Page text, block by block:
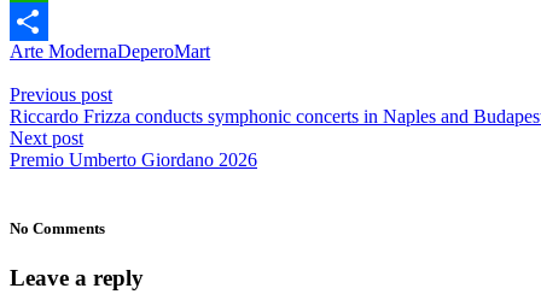
WhatsApp
Share
Arte ModernaDeperoMart
Previous post
Riccardo Frizza conducts symphonic concerts in Naples and
Next post
Premio Umberto Giordano 2026
No Comments
Leave a reply